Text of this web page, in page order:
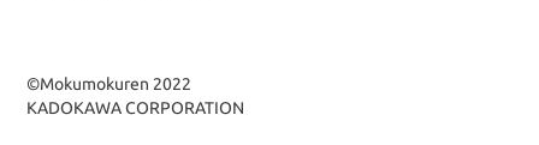
©Mokumokuren 2022
KADOKAWA CORPORATION